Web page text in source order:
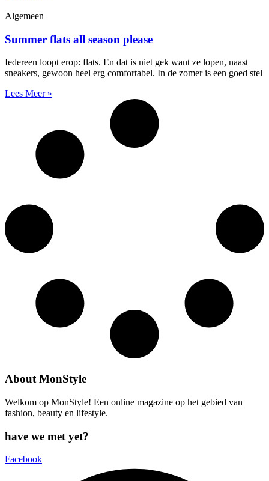
Algemeen
Summer flats all season please
Iedereen loopt erop: flats. En dat is niet gek want ze lopen, naast
sneakers, gewoon heel erg comfortabel. In de zomer is een goed stel
Lees Meer »
About MonStyle
Welkom op MonStyle! Een online magazine op het gebied van
fashion, beauty en lifestyle.
have we met yet?
Facebook